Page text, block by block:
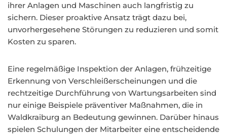
ihrer Anlagen und Maschinen auch langfristig zu
sichern. Dieser proaktive Ansatz trägt dazu bei,
unvorhergesehene Störungen zu reduzieren und somit
Kosten zu sparen.
Eine regelmäßige Inspektion der Anlagen, frühzeitige
Erkennung von Verschleißerscheinungen und die
rechtzeitige Durchführung von Wartungsarbeiten sind
nur einige Beispiele präventiver Maßnahmen, die in
Waldkraiburg an Bedeutung gewinnen. Darüber hinaus
spielen Schulungen der Mitarbeiter eine entscheidende